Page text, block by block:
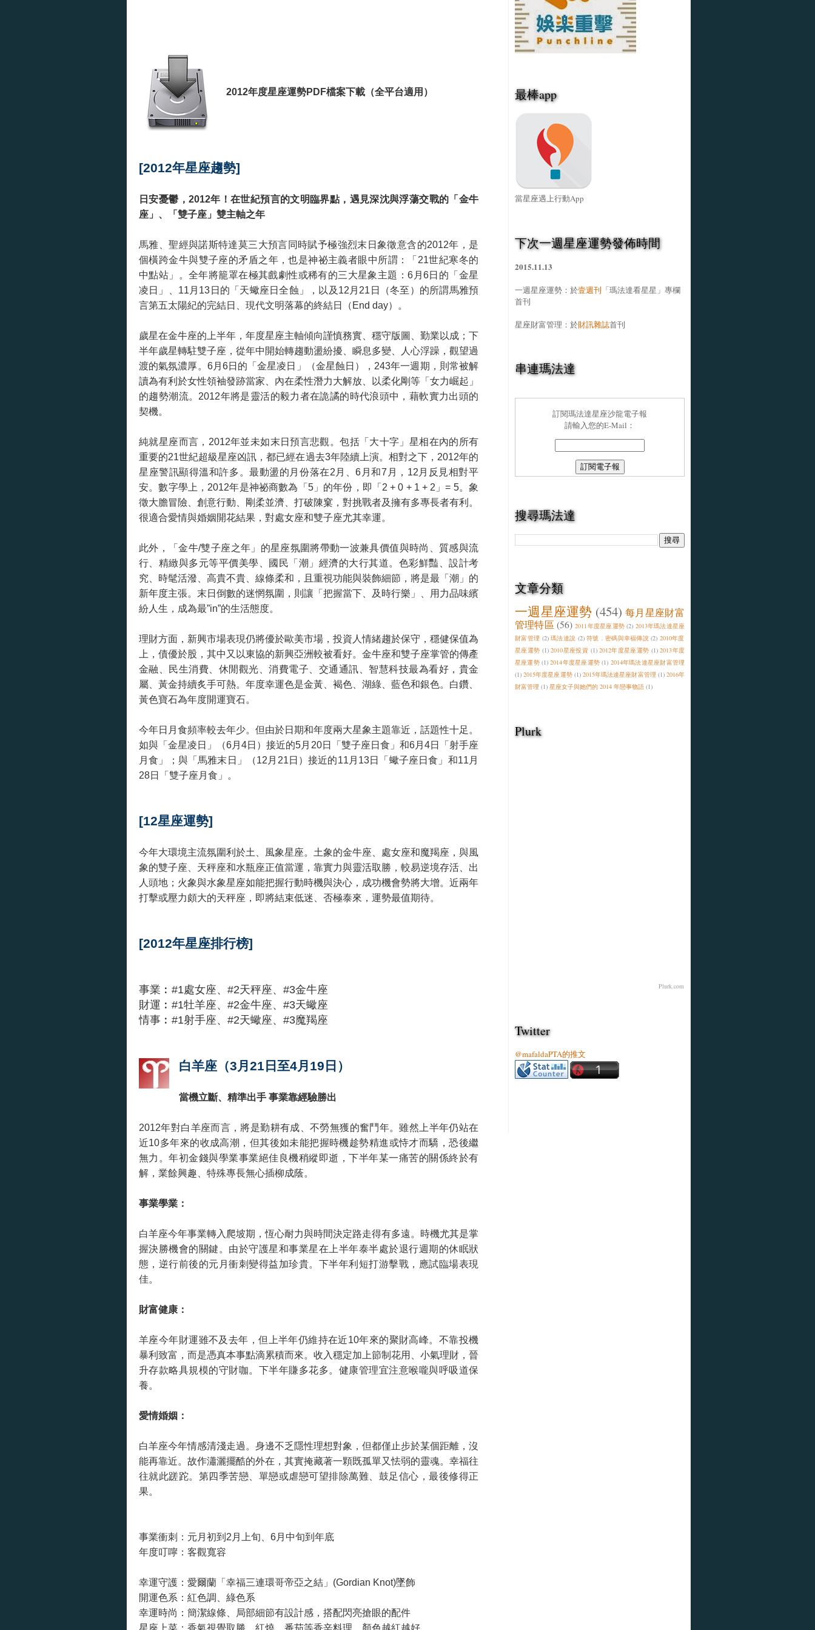
2012年度星座運勢PDF檔案下載（全平台適用）
[2012年星座趨勢]
日安憂鬱，2012年！在世紀預言的文明臨界點，遇見深沈與浮蕩交戰的「金牛
座」、「雙子座」雙主軸之年
馬雅、聖經與諾斯特達莫三大預言同時賦予極強烈末日象徵意含的2012年，是
個橫跨金牛與雙子座的矛盾之年，也是神祕主義者眼中所謂：「21世紀寒冬的
中點站」。全年將籠罩在極其戲劇性或稀有的三大星象主題：6月6日的「金星
凌日」、11月13日的「天蠍座日全蝕」，以及12月21日（冬至）的所謂馬雅預
言第五太陽紀的完結日、現代文明落幕的終結日（End day）。
歲星在金牛座的上半年，年度星座主軸傾向謹慎務實、穩守版圖、勤業以成；下
半年歲星轉駐雙子座，從年中開始轉趨動盪紛擾、瞬息多變、人心浮躁，觀望過
渡的氣氛濃厚。6月6日的「金星凌日」（金星蝕日），243年一週期，則常被解
讀為有利於女性領袖發跡當家、內在柔性潛力大解放、以柔化剛等「女力崛起」
的趨勢潮流。2012年將是靈活的毅力者在詭譎的時代浪頭中，藉軟實力出頭的
契機。
純就星座而言，2012年並未如末日預言悲觀。包括「大十字」星相在內的所有
重要的21世紀超級星座凶訊，都已經在過去3年陸續上演。相對之下，2012年的
星座警訊顯得溫和許多。最動盪的月份落在2月、6月和7月，12月反見相對平
安。數字學上，2012年是神祕商數為「5」的年份，即「2 + 0 + 1 + 2」= 5。象
徵大膽冒險、創意行動、剛柔並濟、打破陳窠，對挑戰者及擁有多專長者有利。
很適合愛情與婚姻開花結果，對處女座和雙子座尤其幸運。
此外，「金牛/雙子座之年」的星座氛圍將帶動一波兼具價值與時尚、質感與流
行、精緻與多元等平價美學、國民「潮」經濟的大行其道。色彩鮮豔、設計考
究、時髦活潑、高貴不貴、線條柔和，且重視功能與裝飾細節，將是最「潮」的
新年度主張。末日倒數的迷惘氛圍，則讓「把握當下、及時行樂」、用力品味繽
紛人生，成為最”in”的生活態度。
理財方面，新興市場表現仍將優於歐美市場，投資人情緒趨於保守，穩健保值為
上，債優於股，其中又以東協的新興亞洲較被看好。金牛座和雙子座掌管的傳產
金融、民生消費、休閒觀光、消費電子、交通通訊、智慧科技最為看好，貴金
屬、黃金持續炙手可熱。年度幸運色是金黃、褐色、湖綠、藍色和銀色。白鑽、
黃色寶石為年度開運寶石。
今年日月食頻率較去年少。但由於日期和年度兩大星象主題靠近，話題性十足。
如與「金星凌日」（6月4日）接近的5月20日「雙子座日食」和6月4日「射手座
月食」；與「馬雅末日」（12月21日）接近的11月13日「蠍子座日食」和11月
28日「雙子座月食」。
[12星座運勢]
今年大環境主流氛圍利於土、風象星座。土象的金牛座、處女座和魔羯座，與風
象的雙子座、天秤座和水瓶座正值當運，靠實力與靈活取勝，較易逆境存活、出
人頭地；火象與水象星座如能把握行動時機與決心，成功機會勢將大增。近兩年
打擊或壓力頗大的天秤座，即將結束低迷、否極泰來，運勢最值期待。
[2012年星座排行榜]
事業︰#1處女座、#2天秤座、#3金牛座
財運︰#1牡羊座、#2金牛座、#3天蠍座
情事︰#1射手座、#2天蠍座、#3魔羯座
白羊座（3月21日至4月19日）
當機立斷、精準出手 事業靠經驗勝出
2012年對白羊座而言，將是勤耕有成、不勞無獲的奮鬥年。雖然上半年仍站在
近10多年來的收成高潮，但其後如未能把握時機趁勢精進或恃才而驕，恐後繼
無力。年初金錢與學業事業絕佳良機稍縱即逝，下半年某一痛苦的關係終於有
解，業餘興趣、特殊專長無心插柳成蔭。
事業學業：
白羊座今年事業轉入爬坡期，恆心耐力與時間決定路走得有多遠。時機尤其是掌
握決勝機會的關鍵。由於守護星和事業星在上半年泰半處於退行週期的休眠狀
態，逆行前後的元月衝刺變得益加珍貴。下半年利短打游擊戰，應試臨場表現
佳。
財富健康：
羊座今年財運雖不及去年，但上半年仍維持在近10年來的聚財高峰。不靠投機
暴利致富，而是憑真本事點滴累積而來。收入穩定加上節制花用、小氣理財，晉
升存款略具規模的守財咖。下半年賺多花多。健康管理宜注意喉嚨與呼吸道保
養。
愛情婚姻：
白羊座今年情感清淺走過。身邊不乏隱性理想對象，但都僅止步於某個距離，沒
能再靠近。故作瀟灑擺酷的外在，其實掩藏著一顆既孤單又怯弱的靈魂。幸福往
往就此蹉跎。第四季苦戀、單戀或虐戀可望排除萬難、鼓足信心，最後修得正
果。
事業衝刺：元月初到2月上旬、6月中旬到年底
年度叮嚀：客觀寬容
幸運守護：愛爾蘭「幸福三連環哥帝亞之結」(Gordian Knot)墜飾
開運色系：紅色調、綠色系
幸運時尚：簡潔線條、局部細節有設計感，搭配閃亮搶眼的配件
星座上菜：香氣視覺取勝，紅燒、番茄等香辛料理，顏色越紅越好
最棒app
當星座遇上行動App
下次一週星座運勢發佈時間
2015.11.13
一週星座運勢：於壹週刊 「瑪法達看星星」專欄
首刊
星座財富管理：於財訊雜誌首刊
串連瑪法達
訂閱瑪法達星座沙龍電子報
請輸入您的E-Mail：
搜尋瑪法達
文章分類
一週星座運勢 (454) 每月星座財富
管理特區 (56) 2011年度星座運勢 (2) 2013年瑪法達星座
財富管理 (2) 瑪法達說 (2) 符號．密碼與幸福傳說 (2) 2010年度
星座運勢 (1) 2010星座投資 (1) 2012年度星座運勢 (1) 2013年度
星座運勢 (1) 2014年度星座運勢 (1) 2014年瑪法達星座財富管理
(1) 2015年度星座運勢 (1) 2015年瑪法達星座財富管理 (1) 2016年
財富管理 (1) 星座女子與她們的 2014 年戀事物語 (1)
Plurk
Plurk.com
Twitter
@mafaldaPTA的推文